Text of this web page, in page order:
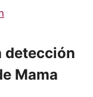
detección
Mama